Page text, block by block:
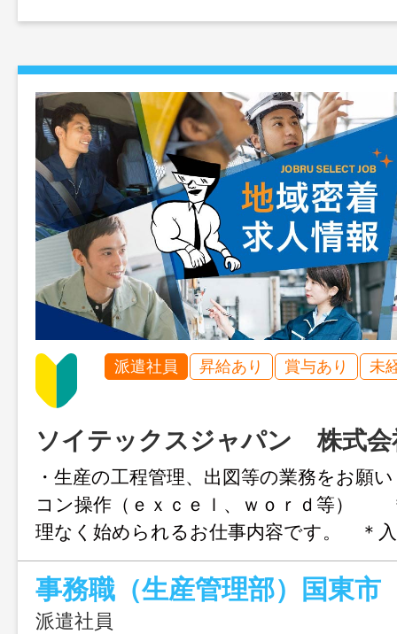
派遣社員 昇給あり 賞与あり 未
ソイテックスジャパン 株式会
・生産の工程管理、出図等の業務をお願
コン操作（ｅｘｃｅｌ、ｗｏｒｄ等）
理なく始められるお仕事内容です。 ＊
工場見学が可能です。 ＊男女年齢問わ
しています。ご気軽にご応募くだ
囲：変更なし
事務職（生産管理部）国東市
派遣社員